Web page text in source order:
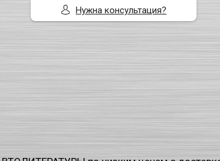
Нужна консультация?